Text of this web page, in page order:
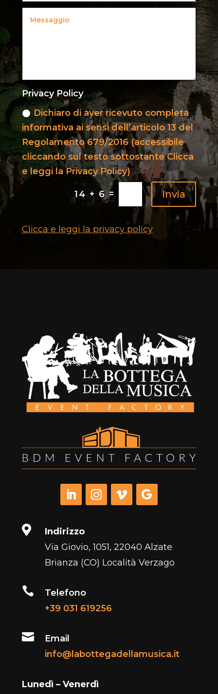
Privacy Policy
Dichiaro di aver ricevuto completa
informativa ai sensi dell’articolo 13 del
Regolamento 679/2016 (accessibile
cliccando sul testo sottostante Clicca
e leggi la Privacy Policy)
14 + 6= Invia
Clicca e leggi la privacy policy

Indirizzo
Via Giovio, 1051, 22040 Alzate
Brianza (CO) Località Verzago

Telefono
+39 031 619256

Email
info@labottegadellamusica.it
Lunedì – Venerdì